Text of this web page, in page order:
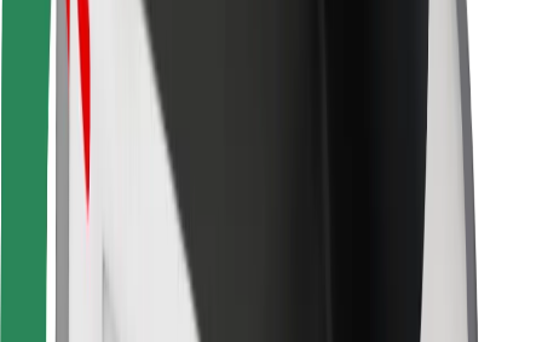
Bolt Food
Para propietarios de flota
Para restaurantes
Bolt para empresas
Otros
Proveedores
Términos y Condiciones